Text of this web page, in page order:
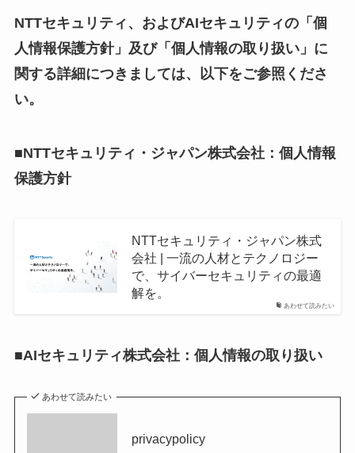
NTTセキュリティ、およびAIセキュリティの「個
人情報保護方針」及び「個人情報の取り扱い」に
関する詳細につきましては、以下をご参照くださ
い。
■NTTセキュリティ・ジャパン株式会社：個人情報
保護方針
あわせて読みたい
NTTセキュリティ・ジャパン株式
会社 | 一流の人材とテクノロジー
で、サイバーセキュリティの最適
解を。
■AIセキュリティ株式会社：個人情報の取り扱い
あわせて読みたい
privacypolicy